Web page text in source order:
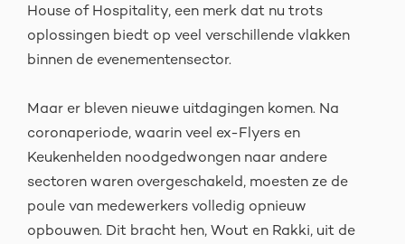
House of Hospitality, een merk dat nu trots
oplossingen biedt op veel verschillende vlakken
binnen de evenementensector.
Maar er bleven nieuwe uitdagingen komen. Na
coronaperiode, waarin veel ex-Flyers en
Keukenhelden noodgedwongen naar andere
sectoren waren overgeschakeld, moesten ze de
poule van medewerkers volledig opnieuw
opbouwen. Dit bracht hen, Wout en Rakki, uit de